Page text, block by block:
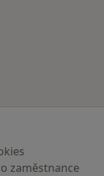
zaměstnance